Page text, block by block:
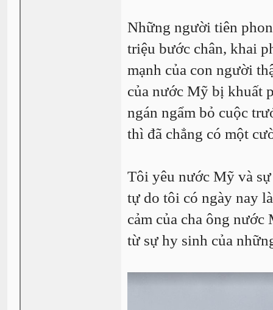
Những người tiên
triệu bước chân, khai
mạnh của con người
của nước Mỹ bị khuất
ngán ngẩm bỏ cuộc
thì đã chẳng có một
Tôi yêu nước Mỹ và
tự do tôi có ngày nay
cảm của cha ông
từ sự hy sinh của